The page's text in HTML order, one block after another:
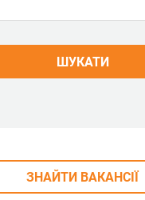
ШУКАТИ
ЗНАЙТИ ВАКАНСІЇ